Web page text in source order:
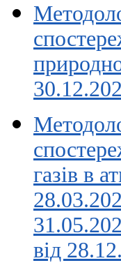
газів в
від